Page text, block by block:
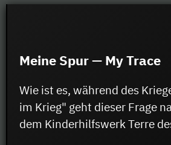
Meine Spur — My Trace
Wie ist es, während des
im Krieg" geht dieser Frage
dem Kinderhilfswerk Terre